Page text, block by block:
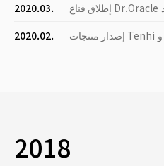
2020.03.
2020.02.
2018